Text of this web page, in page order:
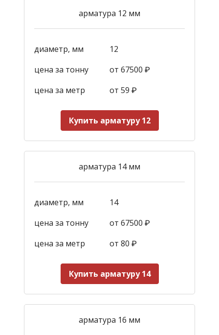
арматура 12 мм
диаметр, мм
12
цена за тонну
от 67500 ₽
цена за метр
от 59 ₽
Купить арматуру 12
арматура 14 мм
диаметр, мм
14
цена за тонну
от 67500 ₽
цена за метр
от 80 ₽
Купить арматуру 14
арматура 16 мм